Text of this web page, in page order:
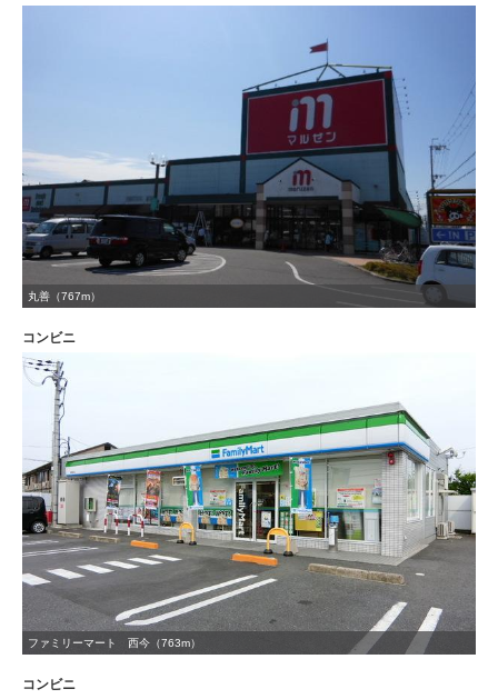
丸善（767m）
コンビニ
ファミリーマート 西今（763m）
コンビニ